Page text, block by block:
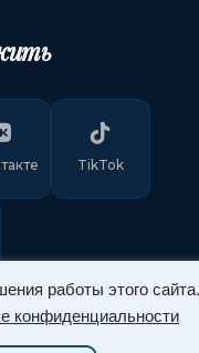
работы этого сайта.
конфиденциальности
TikTok